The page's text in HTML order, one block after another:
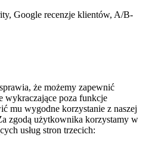
Google recenzje klientów, A/B-
że możemy zapewnić
poza funkcje
mu wygodne korzystanie z naszej
zgodą użytkownika korzystamy w
usług stron trzecich: